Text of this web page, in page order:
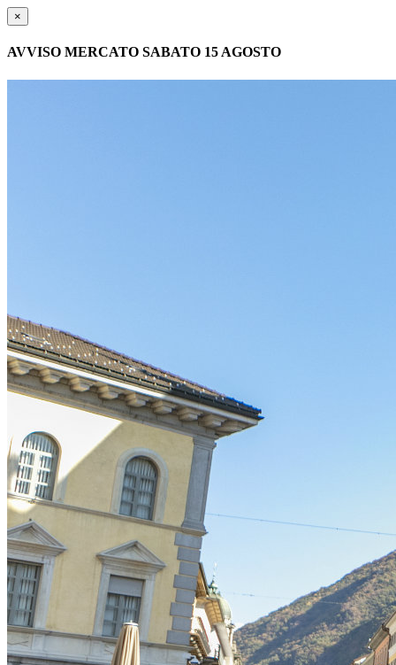
×
AVVISO MERCATO SABATO 15 AGOSTO